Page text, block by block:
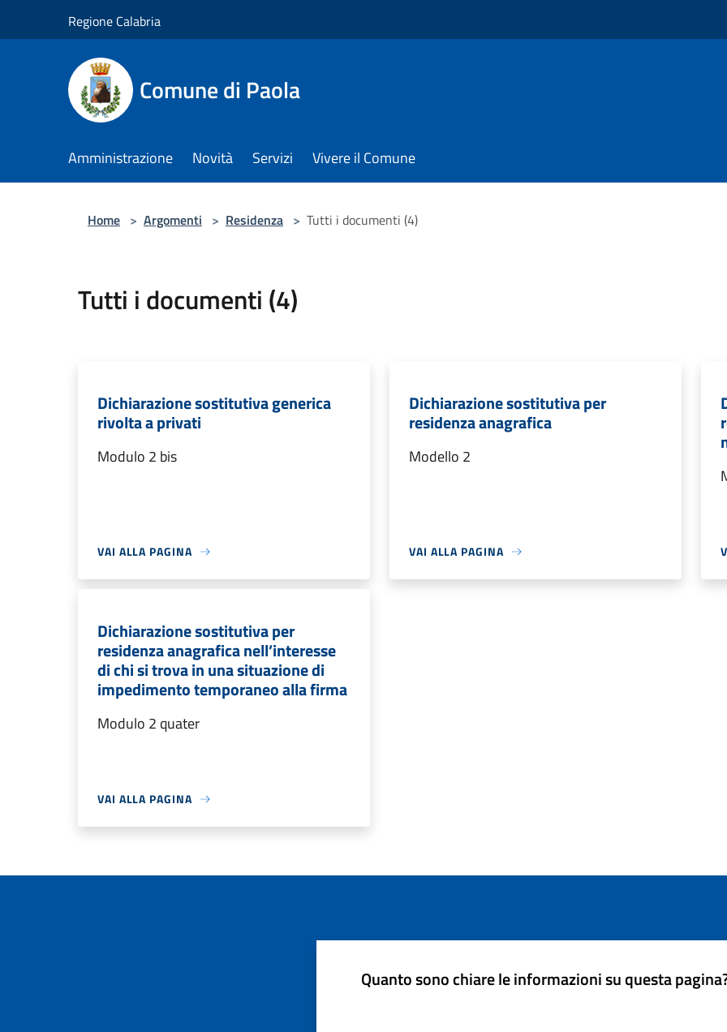
Regione Calabria
Comune di Paola
Amministrazione Novità Servizi Vivere il Comune
Home > Argomenti > Residenza > Tutti i documenti (4)
Tutti i documenti (4)
Dichiarazione sostitutiva generica
rivolta a privati
Modulo 2 bis
VAI ALLA PAGINA
Dichiarazione sostitutiva per
residenza anagrafica
Modello 2
VAI ALLA PAGINA
Dichiarazione sostitutiva per
residenza anagrafica nell’interesse
di chi si trova in una situazione di
impedimento temporaneo alla firma
Modulo 2 quater
VAI ALLA PAGINA
Quanto sono chiare le informazioni su questa